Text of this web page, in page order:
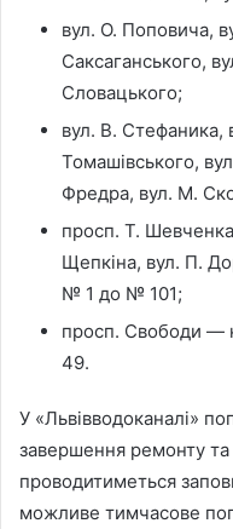
вул. О. Поповича,
Саксаганського,
Словацького;
вул. В. Стефаника,
Томашівського,
Фредра, вул. М.
просп. Т.
Щепкіна, вул. П.
№ 1 до № 101;
просп. Свободи —
49.
У «Львівводоканалі»
завершення ремонту
проводитиметься
можливе тимчасове